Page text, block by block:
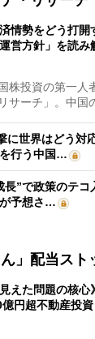
情勢をどう打開
営方針」を読
株投資の第一人
サーチ」。中国
に世界はどう
行う中国…
長”で政策のテ
予想さ…
ん」配当ス
見えた問題の核
円超不動産投